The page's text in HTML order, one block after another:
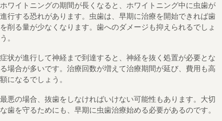
ホワイトニングの期間が長くなると、ホワイトニング中に虫歯が
進行する恐れがあります。虫歯は、早期に治療を開始できれば歯
を削る量が少なくなります。歯へのダメージも抑えられるでしょ
う。
症状が進行して神経まで到達すると、神経を抜く処置が必要とな
る場合が多いです。治療回数が増えて治療期間が延び、費用も高
額になるでしょう。
最悪の場合、抜歯をしなければいけない可能性もあります。大切
な歯を守るためにも、早期に虫歯治療始める必要があるのです。